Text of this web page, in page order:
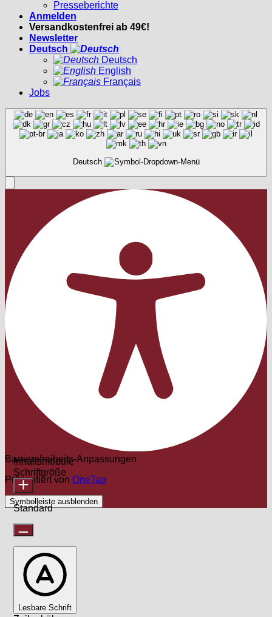
Presseberichte
Anmelden
Versandkostenfrei ab 49€!
Newsletter
Deutsch
Deutsch
English
Français
Jobs
Deutsch
Barrierefreiheits-Anpassungen
Präsentiert von OneTap
Symbolleiste ausblenden
Inhaltsmodule
Schriftgröße
Standard
Lesbare Schrift